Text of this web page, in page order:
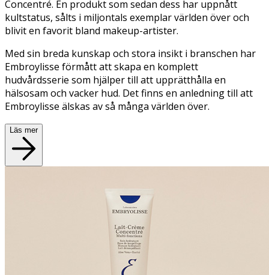
Concentré. En produkt som sedan dess har uppnått
kultstatus, sålts i miljontals exemplar världen över och
blivit en favorit bland makeup-artister.
Med sin breda kunskap och stora insikt i branschen har
Embroylisse förmåttattskapa en komplett
hudvårdsserie som hjälpertill att upprätthålla en
hälsosam och vacker hud. Detfinns en anledning till att
Embroylisse älskas av så många världen över.
Läs mer